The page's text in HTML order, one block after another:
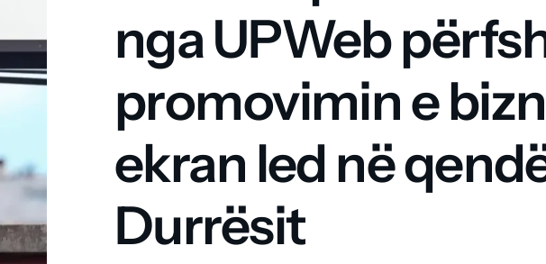
nga UPWeb
promovimin e
ekran led në
Durrësit